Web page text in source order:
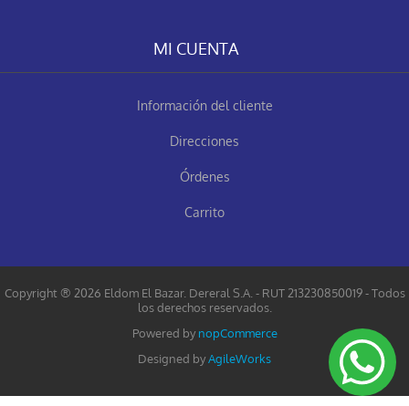
MI CUENTA
Información del cliente
Direcciones
Órdenes
Carrito
Copyright ® 2026 Eldom El Bazar. Dereral S.A. - RUT 213230850019 - Todos
los derechos reservados.
Powered by nopCommerce
Designed byAgileWorks